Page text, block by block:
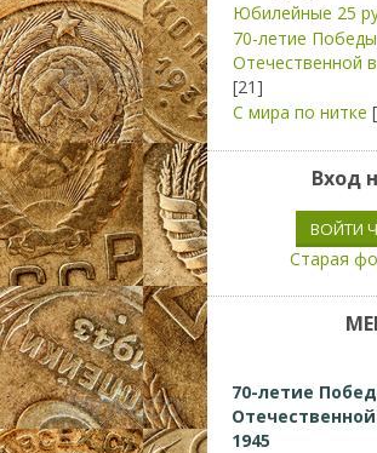
Юбилейные 25
70-летие
Отечественной
[21]
С мира по нитке
Вход
ВОЙТИ
Старая
70-летие
1945